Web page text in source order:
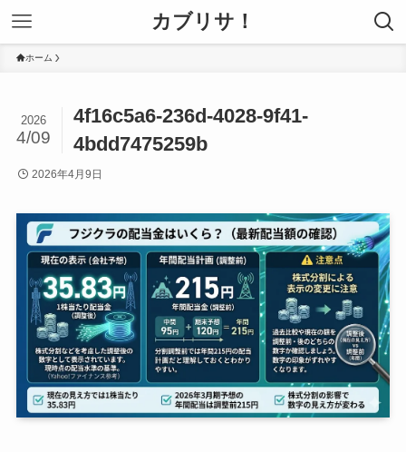
カブリサ！
ホーム
4f16c5a6-236d-4028-9f41-
4bdd7475259b
2026
4/09
2026年4月9日